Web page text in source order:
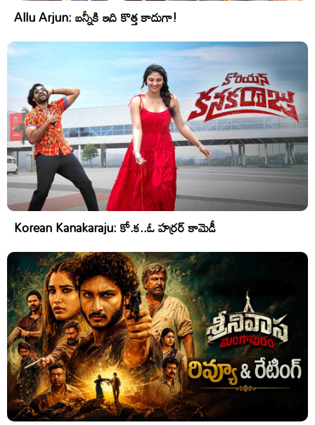
Allu Arjun: బన్నీకి ఇది కొత్త కాదుగా!
Korean Kanakaraju: కో.క..ఓ హర్రర్ కామెడీ